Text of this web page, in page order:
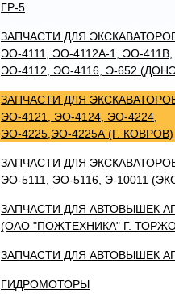
ГР-5
ЗАПЧАСТИ ДЛЯ
ЭО-4111, ЭО-4112А-1, ЭО-411В,
ЭО-4112, ЭО-4116, Э-652
ЗАПЧАСТИ ДЛЯ
ЭО-4121, ЭО-4124, ЭО-4224,
ЭО-4225,ЭО-4225А (Г. КОВРОВ)
ЗАПЧАСТИ ДЛЯ
ЭО-5111, ЭО-5116, Э-10011
ЗАПЧАСТИ ДЛЯ АВТОВЫШЕК
(ОАО "ПОЖТЕХНИКА" Г.
ЗАПЧАСТИ ДЛЯ АВТОВЫШЕК
ГИДРОМОТОРЫ